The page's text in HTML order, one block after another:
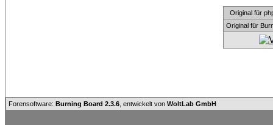
Original für
Original für
Forensoftware: Burning Board 2.3.6 , entwickelt von WoltLab GmbH